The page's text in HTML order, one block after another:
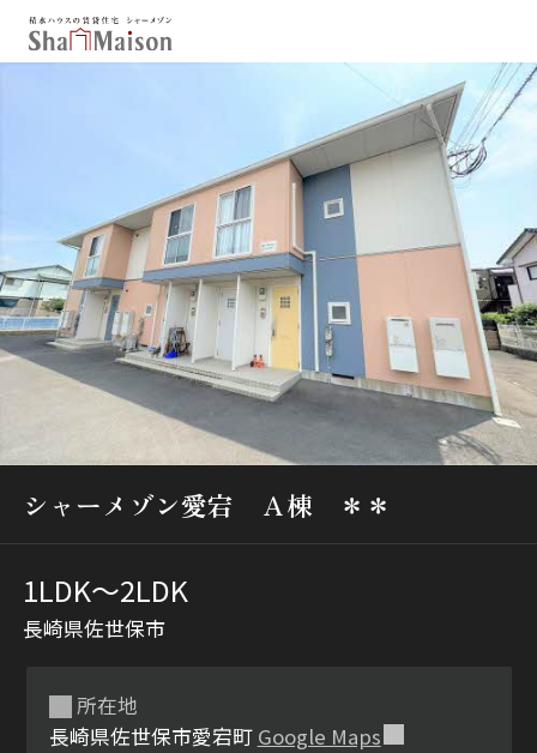
最近見た物件
北海道 東北
関東
中部
関西
中国・四国
九州
市区郡・路線・駅から探す
通勤・通学時間から探す
地図から探す
人気のカテゴリから探す
シャーメゾン愛宕 Ａ棟 ＊＊
1LDK〜2LDK
長崎県佐世保市
所在地
長崎県佐世保市愛宕町 Google Maps